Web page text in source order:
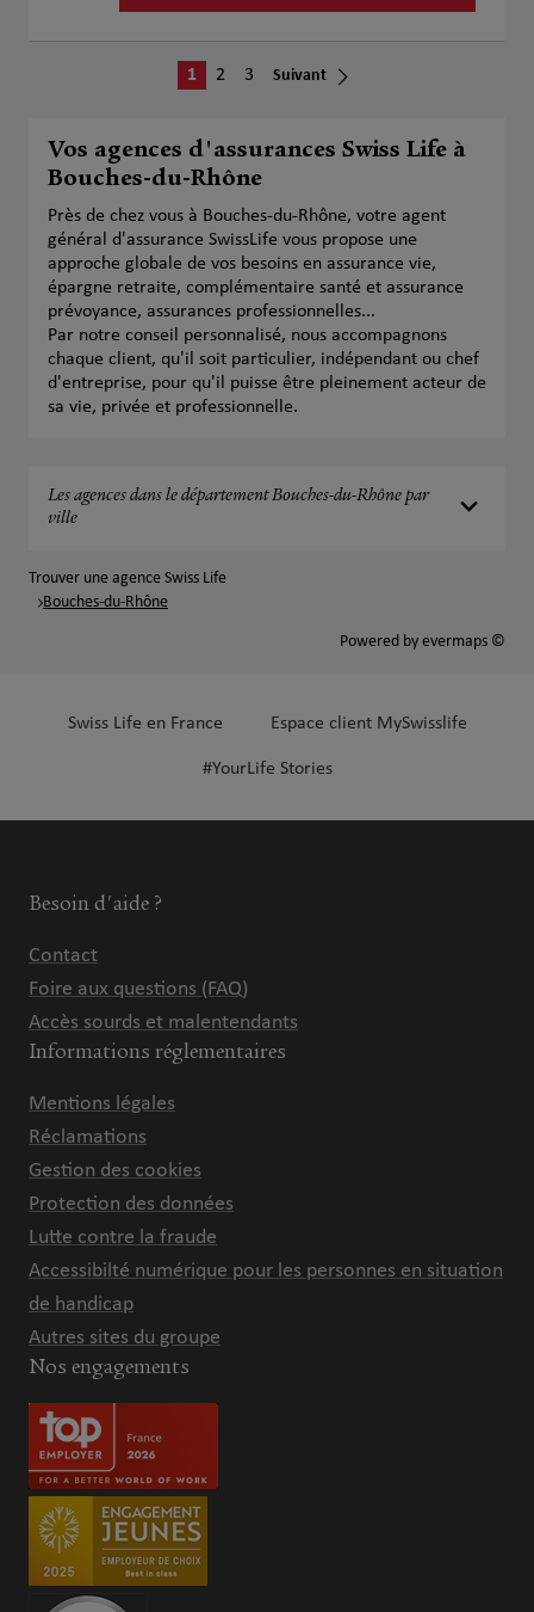
1 2 3 Suivant
Vos agences d'assurances Swiss Life à
Bouches-du-Rhône
Près de chez vous à Bouches-du-Rhône, votre agent
général d'assurance SwissLife vous propose une
approche globale de vos besoins en assurance vie,
épargne retraite, complémentaire santé et assurance
prévoyance, assurances professionnelles...
Par notre conseil personnalisé, nous accompagnons
chaque client, qu'il soit particulier, indépendant ou chef
d'entreprise, pour qu'il puisse être pleinement acteur de
sa vie, privée et professionnelle.
Les agences dans le département Bouches-du-Rhône par
ville
Trouver une agence Swiss Life
Bouches-du-Rhône
Powered by evermaps ©
Swiss Life en France Espace client MySwisslife
#YourLife Stories
Besoin d'aide ?
Contact
Foire aux questions (FAQ)
Accès sourds et malentendants
Informations réglementaires
Mentions légales
Réclamations
Gestion des cookies
Protection des données
Lutte contre la fraude
Accessibilté numérique pour les personnes en situation
de handicap
Autres sites du groupe
Nos engagements